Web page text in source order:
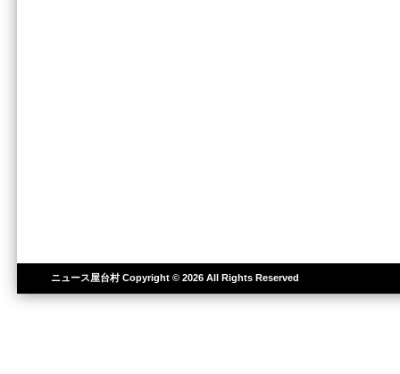
ニュース屋台村Copyright © 2026 All Rights Reserved